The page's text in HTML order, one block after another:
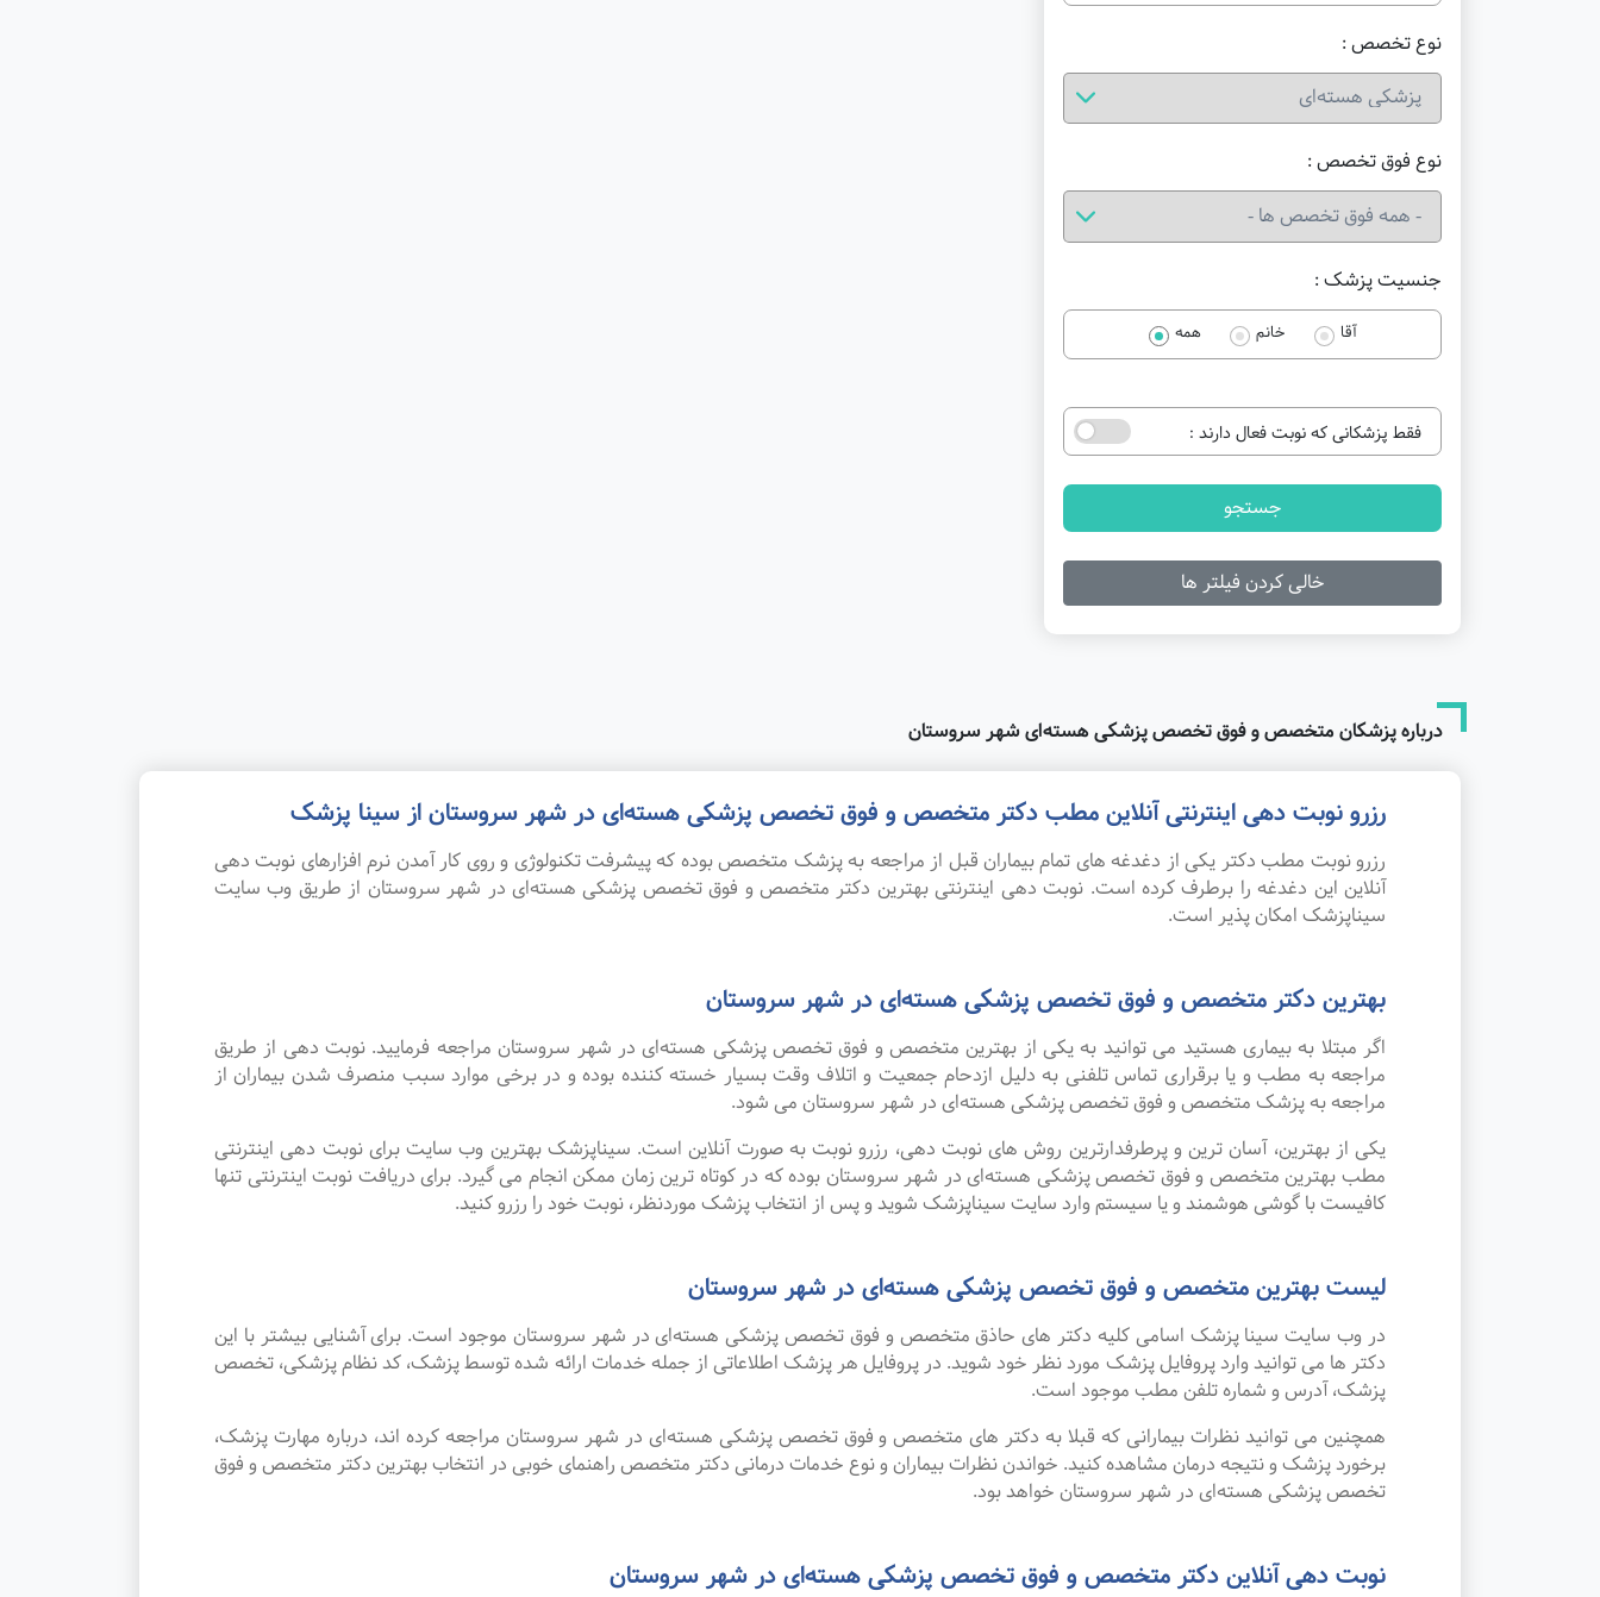
نوع تخصص :
نوع فوق تخصص :
جنسیت پزشک :
آقا خانم همه
فقط پزشکانی که نوبت فعال دارند :
جستجو
خالی کردن فیلتر ها
درباره پزشکان متخصص و فوق تخصص پزشکی هسته‌ای شهر سروستان
رزرو نوبت دهی اینترنتی آنلاین مطب دکتر متخصص و فوق تخصص پزشکی هسته‌ای در شهر سروستان از سینا پزشک
رزرو نوبت مطب دکتر یکی از دغدغه های تمام بیماران قبل از مراجعه به پزشک متخصص بوده که پیشرفت تکنولوژی و روی کار آمدن نرم افزارهای نوبت دهی
آنلاین این دغدغه را برطرف کرده است. نوبت دهی اینترنتی بهترین دکتر متخصص و فوق تخصص پزشکی هسته‌ای در شهر سروستان از طریق وب سایت
سیناپزشک امکان پذیر است.
بهترین دکتر متخصص و فوق تخصص پزشکی هسته‌ای در شهر سروستان
اگر مبتلا به بیماری هستید می توانید به یکی از بهترین متخصص و فوق تخصص پزشکی هسته‌ای در شهر سروستان مراجعه فرمایید. نوبت دهی از طریق
مراجعه به مطب و یا برقراری تماس تلفنی به دلیل ازدحام جمعیت و اتلاف وقت بسیار خسته کننده بوده و در برخی موارد سبب منصرف شدن بیماران از
مراجعه به پزشک متخصص و فوق تخصص پزشکی هسته‌ای در شهر سروستان می شود.
یکی از بهترین، آسان ترین و پرطرفدارترین روش های نوبت دهی، رزرو نوبت به صورت آنلاین است. سیناپزشک بهترین وب سایت برای نوبت دهی اینترنتی
مطب بهترین متخصص و فوق تخصص پزشکی هسته‌ای در شهر سروستان بوده که در کوتاه ترین زمان ممکن انجام می گیرد. برای دریافت نوبت اینترنتی تنها
کافیست با گوشی هوشمند و یا سیستم وارد سایت سیناپزشک شوید و پس از انتخاب پزشک موردنظر، نوبت خود را رزرو کنید.
لیست بهترین متخصص و فوق تخصص پزشکی هسته‌ای در شهر سروستان
در وب سایت سینا پزشک اسامی کلیه دکتر های حاذق متخصص و فوق تخصص پزشکی هسته‌ای در شهر سروستان موجود است. برای آشنایی بیشتر با این
دکتر ها می توانید وارد پروفایل پزشک مورد نظر خود شوید. در پروفایل هر پزشک اطلاعاتی از جمله خدمات ارائه شده توسط پزشک، کد نظام پزشکی، تخصص
پزشک، آدرس و شماره تلفن مطب موجود است.
همچنین می توانید نظرات بیمارانی که قبلا به دکتر های متخصص و فوق تخصص پزشکی هسته‌ای در شهر سروستان مراجعه کرده اند، درباره مهارت پزشک،
برخورد پزشک و نتیجه درمان مشاهده کنید. خواندن نظرات بیماران و نوع خدمات درمانی دکتر متخصص راهنمای خوبی در انتخاب بهترین دکتر متخصص و فوق
تخصص پزشکی هسته‌ای در شهر سروستان خواهد بود.
نوبت دهی آنلاین دکتر متخصص و فوق تخصص پزشکی هسته‌ای در شهر سروستان